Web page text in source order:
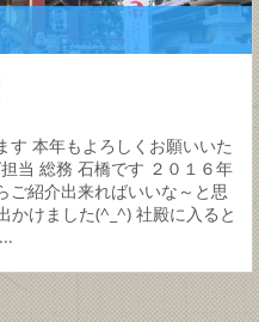
す 本年もよろしくお願いいた
当 総務 石橋です ２０１６年
ご紹介出来ればいいな～と思
かけました(^_^) 社殿に入ると